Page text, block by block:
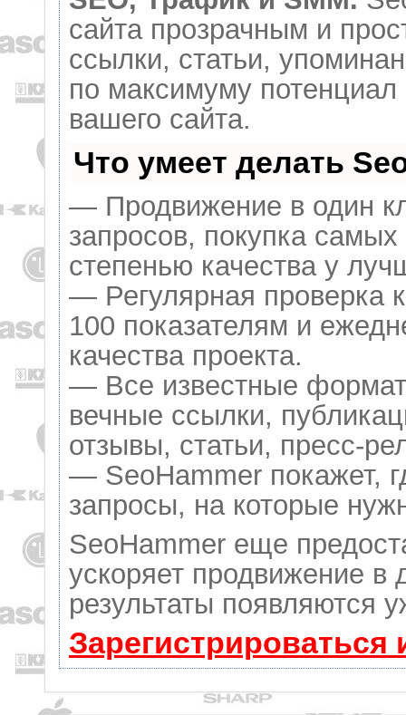
сайта прозрачным и
ссылки, статьи,
по максимуму
вашего сайта.
Что умеет делать
— Продвижение в один
запросов, покупка
степенью качества у
— Регулярная проверка
100 показателям и
качества проекта.
— Все известные
вечные ссылки,
отзывы, статьи, пресс-
— SeoHammer покажет,
запросы, на которые
SeoHammer еще
ускоряет продвижение в
результаты появляются